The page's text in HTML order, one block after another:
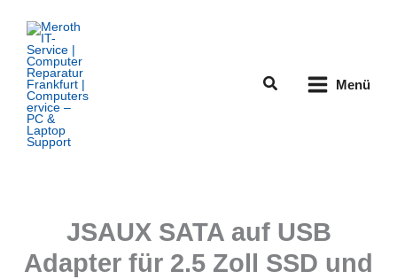
Inhalt
springen
Suchen Menü
JSAUX SATA auf USB
Adapter für 2.5 Zoll SSD und